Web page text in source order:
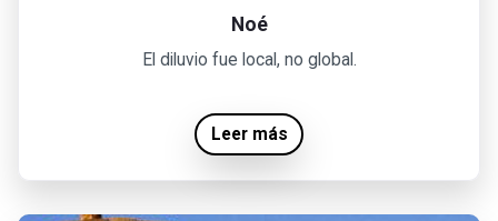
Noé
El diluvio fue local, no global.
Leer más